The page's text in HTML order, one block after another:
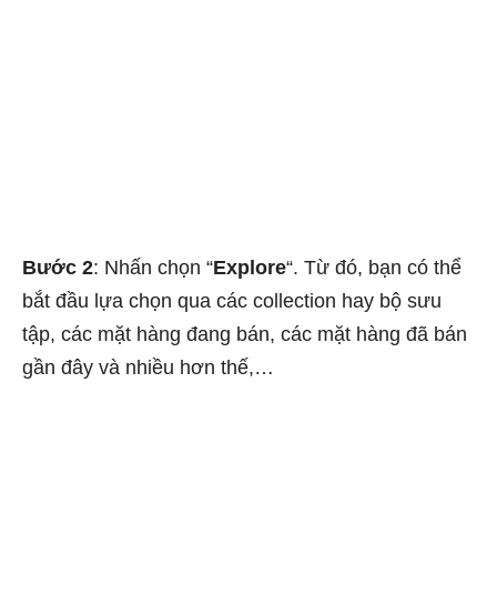
Bước 2: Nhấn chọn “Explore“. Từ đó, bạn có thể
bắt đầu lựa chọn qua các collection hay bộ sưu
tập, các mặt hàng đang bán, các mặt hàng đã bán
gần đây và nhiều hơn thế,…